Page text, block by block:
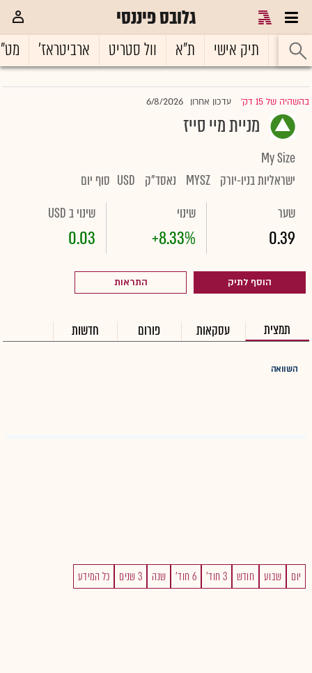
גלובס פיננסי
ראשי תיק אישי ת"א וול סטריט ארביטראז'
בהשהיה של 15 דק' |עדכון אחרון 6/8/2026
מניית מיי סייז
My Size
ישראליות בניו-יורק MYSZ נאסד"ק USD סוף יום
שער
0.39
שינוי
+8.33%
שינוי ב USD
0.03
הוסף לתיק התראות
תמצית עסקאות פורום חדשות
השוואה
יום שבוע חודש 3 חוד' 6 חוד' שנה 3 שנים כל המידע